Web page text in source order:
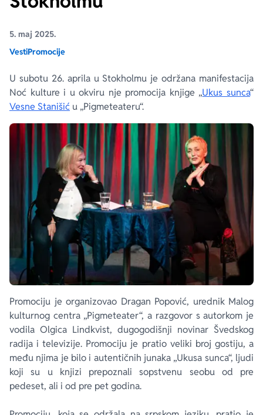
5. maj 2025.
VestiPromocije
U subotu 26. aprila u Stokholmu je održana manifestacija
Noć kulture i u okviru nje promocija knjige „Ukus sunca“
Vesne Stanišić u „Pigmeteateru“.
Promociju je organizovao Dragan Popović, urednik Malog
kulturnog centra „Pigmeteater“, a razgovor s autorkom je
vodila Olgica Lindkvist, dugogodišnji novinar Švedskog
radija i televizije. Promociju je pratio veliki broj gostiju, a
među njima je bilo i autentičnih junaka „Ukusa sunca“, ljudi
koji su u knjizi prepoznali sopstvenu seobu od pre
pedeset, ali i od pre pet godina.
Ekranizovane knjige
E-knjige
Autori
Poezija
Biografija
Bojan Ljubenović
Milica Jakovljević Mir-Jam
Peter Handke
Elif Šafak